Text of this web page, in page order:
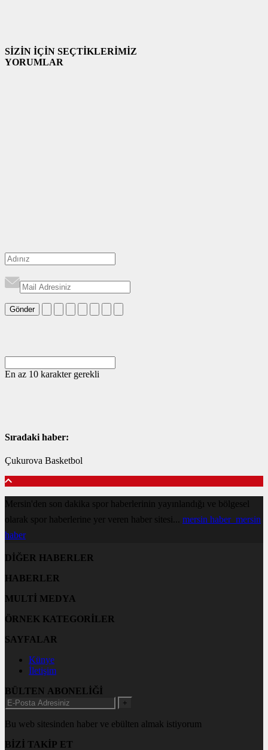
SİZİN İÇİN SEÇTİKLERİMİZ
YORUMLAR
Gönder
En az 10 karakter gerekli
Sıradaki haber:
Çukurova Basketbol
Mersin'den son dakika spor haberlerinin yayınlandığı ve bölgesel
olarak spor haberlerine yer veren haber sitesi... mersin haber mersin
haber
DİĞER HABERLER
HABERLER
MULTİ MEDYA
ÖRNEK KATEGORİLER
SAYFALAR
Künye
İletişim
BÜLTEN ABONELİĞİ
+
Bu web sitesinden haber ve ebülten almak istiyorum
BİZİ TAKİP ET